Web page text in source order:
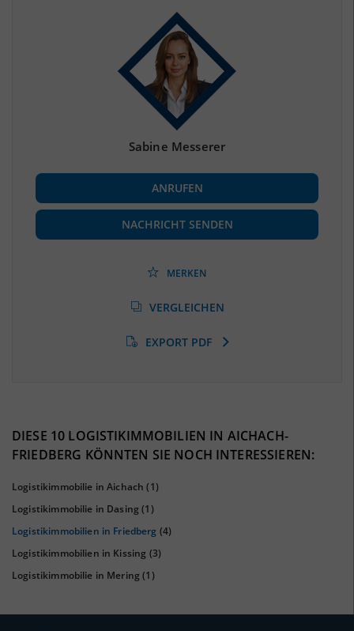
(Landkreis / Kreisfreie Stadt)
BESCHÄFTIGUNG
Beschäftigte
(Landkreis / Kreisfreie Stadt)
56.746
(Landkreis / Kreisfreie Stadt)
(Stand: 01/2020)
42%
Sabine Messerer
ANRUFEN
NACHRICHT SENDEN
MERKEN
VERGLEICHEN
EXPORT PDF
DIESE 10 LOGISTIKIMMOBILIEN IN AICHACH-
FRIEDBERG KÖNNTEN SIE NOCH INTERESSIEREN:
Logistikimmobilie in Aichach (1)
Logistikimmobilie in Dasing(1)
Logistikimmobilien in Friedberg (4)
Logistikimmobilien in Kissing (3)
Logistikimmobilie in Mering(1)